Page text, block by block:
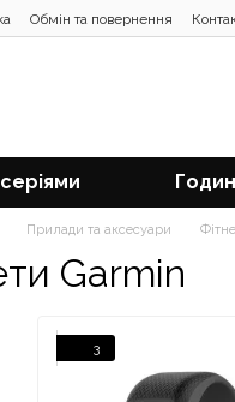
Обмін та повернення
Прилади та аксесуари
Garmin
3